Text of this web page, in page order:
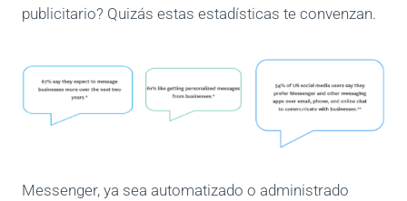
publicitario? Quizás estas estadísticas te convenzan.
Messenger, ya sea automatizado o administrado